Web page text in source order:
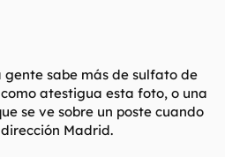
sabe más de sulfato de
atestigua esta foto, o una
se ve sobre un poste cuando
Madrid.